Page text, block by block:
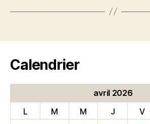
Calendrier
avril 2026
L
M M J V